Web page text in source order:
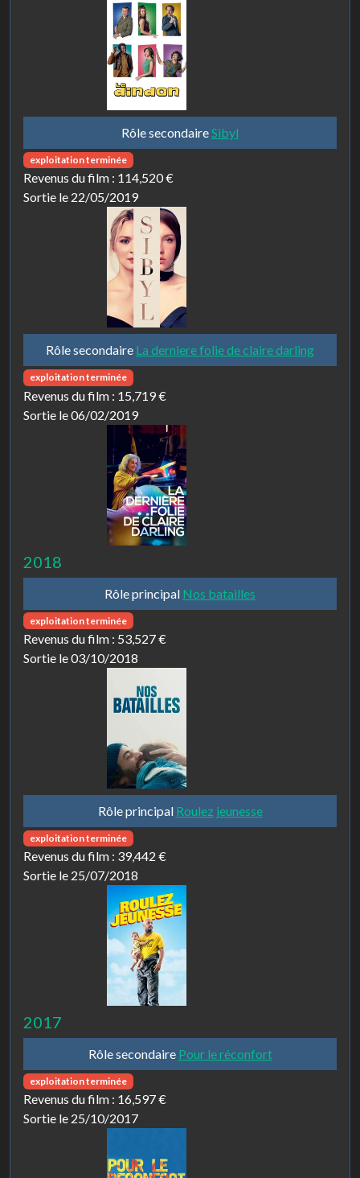
Rôle secondaireSibyl
exploitation terminée
Revenus du film : 114,520 €
Sortie le 22/05/2019
Rôle secondaire La derniere folie de claire darling
exploitation terminée
Revenus du film : 15,719 €
Sortie le 06/02/2019
2018
Rôle principal Nos batailles
exploitation terminée
Revenus du film : 53,527 €
Sortie le 03/10/2018
Rôle principal Roulez jeunesse
exploitation terminée
Revenus du film : 39,442 €
Sortie le 25/07/2018
2017
Rôle secondaire Pour le réconfort
exploitation terminée
Revenus du film : 16,597 €
Sortie le 25/10/2017